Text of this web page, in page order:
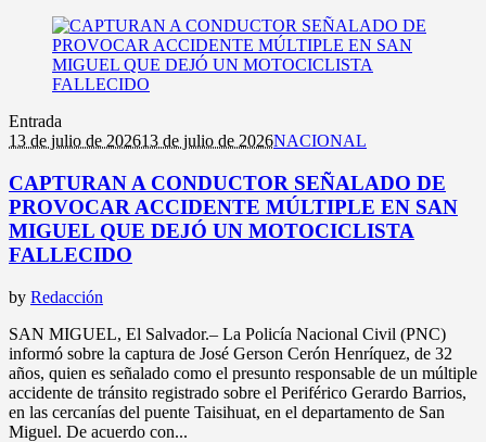
Entrada
13 de julio de 202613 de julio de 2026NACIONAL
CAPTURAN A CONDUCTOR SEÑALADO DE
PROVOCAR ACCIDENTE MÚLTIPLE EN SAN
MIGUEL QUE DEJÓ UN MOTOCICLISTA
FALLECIDO
by Redacción
SAN MIGUEL, El Salvador.– La Policía Nacional Civil (PNC)
informó sobre la captura de José Gerson Cerón Henríquez, de 32
años, quien es señalado como el presunto responsable de un múltiple
accidente de tránsito registrado sobre el Periférico Gerardo Barrios,
en las cercanías del puente Taisihuat, en el departamento de San
Miguel. De acuerdo con...